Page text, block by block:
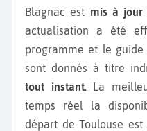
Blagnac est mis à jour
actualisation a été
programme et le guide
sont donnés à titre
tout instant. La
temps réel la
départ de Toulouse est